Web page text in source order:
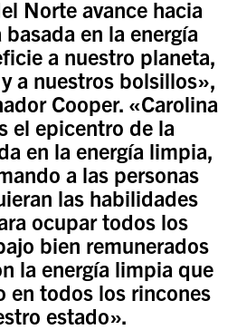
Norte avance hacia
en la energía
a nuestro planeta,
a nuestros bolsillos»,
Cooper. «Carolina
el epicentro de la
en la energía limpia,
a las personas
las habilidades
ocupar todos los
bien remunerados
la energía limpia que
en todos los rincones
estado».